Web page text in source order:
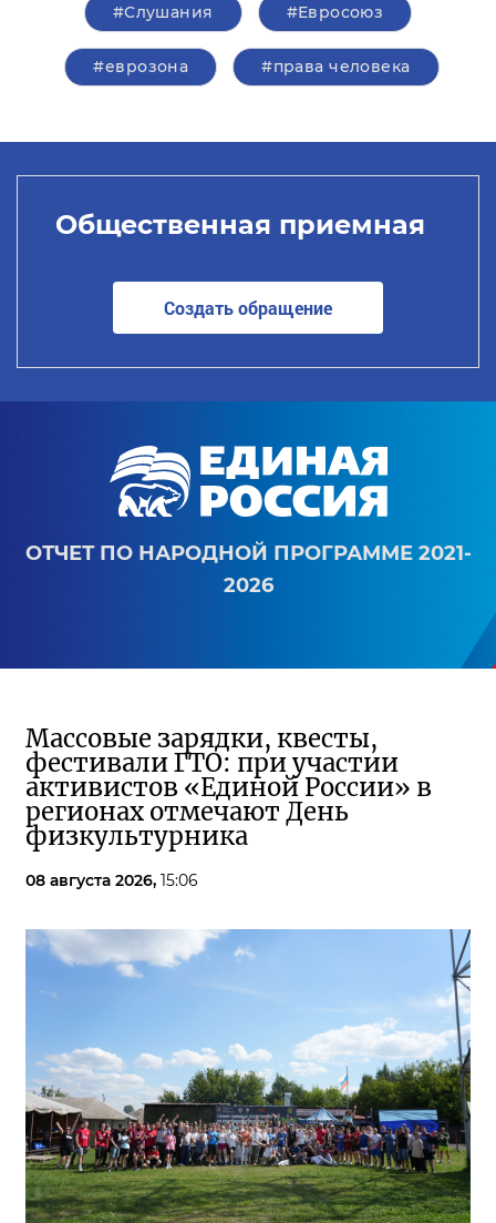
#Слушания #Евросоюз
#еврозона #права человека
Общественная приемная
Создать обращение
ОТЧЕТ ПО НАРОДНОЙ ПРОГРАММЕ 2021-
2026
Массовые зарядки, квесты,
фестивали ГТО: при участии
активистов «Единой России» в
регионах отмечают День
физкультурника
08 августа 2026, 15:06